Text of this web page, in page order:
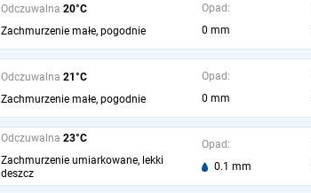
Odczuwalna 20°C
Zachmurzenie małe, pogodnie
Opad:
0 mm
Odczuwalna 21°C
Zachmurzenie małe, pogodnie
Opad:
0 mm
Odczuwalna 23°C
Zachmurzenie umiarkowane, lekki
deszcz
Opad:
0.1 mm